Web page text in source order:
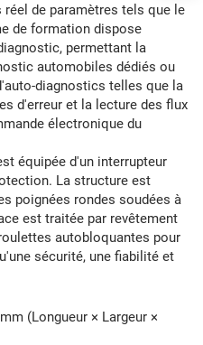
de paramètres tels que le
de formation dispose
permettant la
automobiles dédiés ou
diagnostics telles que la
d'erreur et la lecture des flux
électronique du
équipée d'un interrupteur
La structure est
poignées rondes soudées à
est traitée par revêtement
autobloquantes pour
sécurité, une fiabilité et
(Longueur × Largeur ×